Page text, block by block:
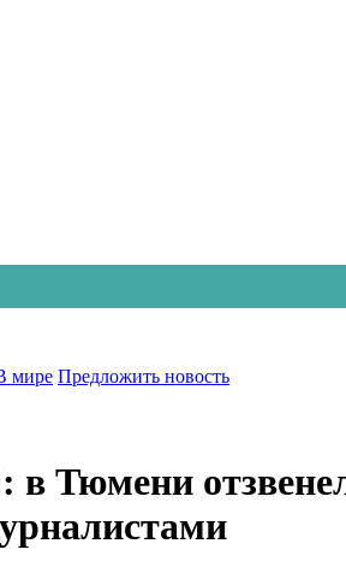
мире Предложить новость
Тюмени